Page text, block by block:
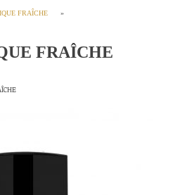
FRAÎCHE »
FRAÎCHE